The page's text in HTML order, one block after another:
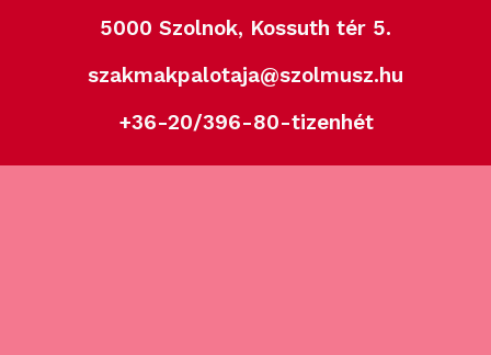
5000 Szolnok, Kossuth tér 5.
szakmakpalotaja@szolmusz.hu
+36-20/396-80-tizenhét